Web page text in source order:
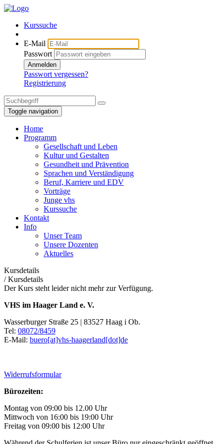
Kurssuche
E-Mail
Passwort
Anmelden
Passwort vergessen?
Registrierung
Toggle navigation
Home
Programm
Gesellschaft und Leben
Kultur und Gestalten
Gesundheit und Prävention
Sprachen und Verständigung
Beruf, Karriere und EDV
Vorträge
Junge vhs
Kurssuche
Kontakt
Info
Unser Team
Unsere Dozenten
Aktuelles
Kursdetails
/Kursdetails
Der Kurs steht leider nicht mehr zur Verfügung.
VHS im Haager Land e. V.
Wasserburger Straße 25 | 83527 Haag i Ob.
Tel: 08072/8459
E-Mail: buero[at]vhs-haagerland[dot]de
Widerrufsformular
Bürozeiten:
Montag von 09:00 bis 12.00 Uhr
Mittwoch von 16:00 bis 19:00 Uhr
Freitag von 09:00 bis 12:00 Uhr